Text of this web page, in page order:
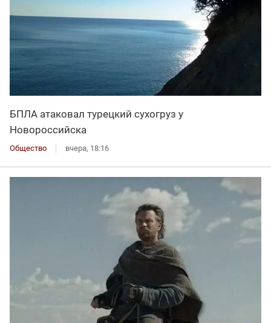
БПЛА атаковал турецкий сухогруз у
Новороссийска
Общество вчера, 18:16